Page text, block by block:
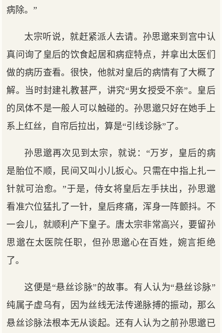
病除。”
太宗听说，就赶紧派人去请。孙思邈来到宫中认
真问询了皇后的饮食起居和病症特点，并拿出太医们
做的病历查看。很快，他就对皇后的病情有了大概了
解。当时封建礼教甚严，讲究“男女授受不亲”。皇后
的凤体不是一般人可以触碰的。孙思邈只好在她手上
系上红丝，自帘后拉出，算是“引线诊脉”了。
孙思邈再次见到太宗，就说：“万岁，皇后的病
是胎位不顺，民间又叫小儿扳心。只需在中指上扎一
针就可治愈。”于是，侍女将皇后左手扶出，孙思邈
看准穴位猛扎了一针，皇后疼痛，浑身一阵颤抖。不
一会儿，就顺利产下皇子。唐太宗非常高兴，要留孙
思邈在太医院任职，但孙思邈心在百姓，婉言拒绝
了。
这便是“悬丝诊脉”的故事。有人认为“悬丝诊脉”
纯属子虚乌有，因为丝线无法传递脉搏的振动，那么
悬丝诊脉法根本无从谈起。还有人认为之前孙思邈已